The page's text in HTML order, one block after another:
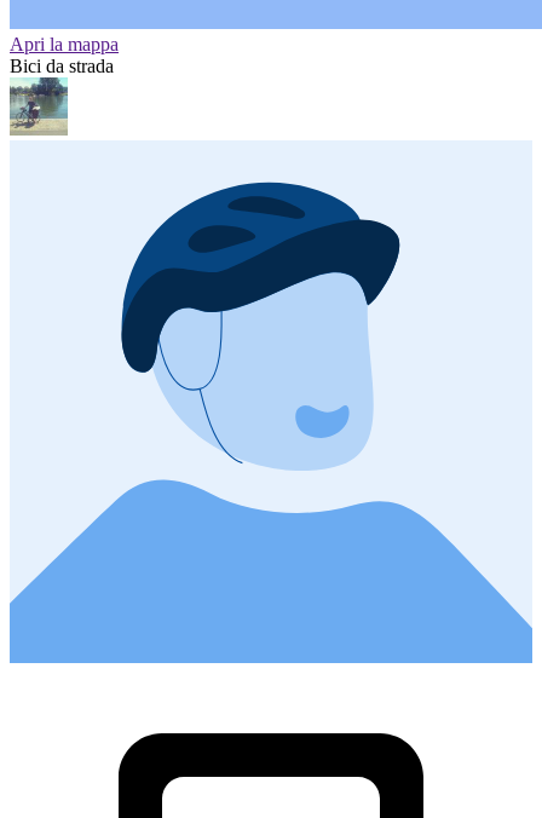
Apri la mappa
Bici da strada